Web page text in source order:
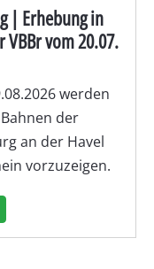
| Erhebung in
vom 20.07.
werden
der
an der Havel
vorzuzeigen.